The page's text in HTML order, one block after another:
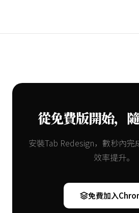
從免費版開始，隨
安裝Tab Redesign，數秒內完
效率提升。
免費加入